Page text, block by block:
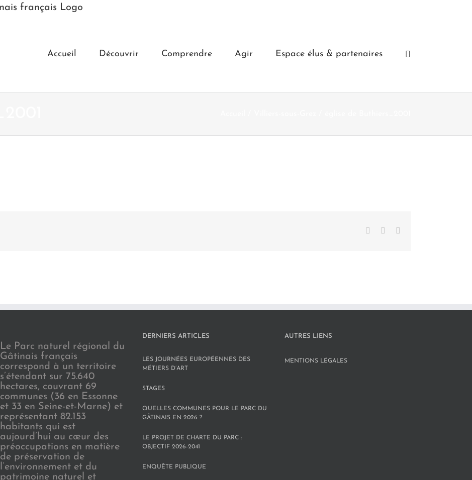
Accueil Découvrir Comprendre Agir Espace élus & partenaires
Facebook
Le Parc naturel régional du
Gâtinais français
correspond à un territoire
s’étendant sur 75.640
hectares, couvrant 69
communes (36 en Essonne
et 33 en Seine-et-Marne) et
représentant 82.153
habitants qui est
aujourd’hui au cœur des
préoccupations en matière
de préservation de
l’environnement et du
patrimoine naturel et
DERNIERS ARTICLES
LES JOURNÉES EUROPÉENNES DES
MÉTIERS D’ART
STAGES
QUELLES COMMUNES POUR LE PARC DU
GÂTINAIS EN 2026 ?
LE PROJET DE CHARTE DU PARC :
OBJECTIF 2026-2041
ENQUÊTE PUBLIQUE
AUTRES LIENS
MENTIONS LÉGALES